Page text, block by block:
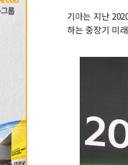
기아는 지난
하는 중장기 미